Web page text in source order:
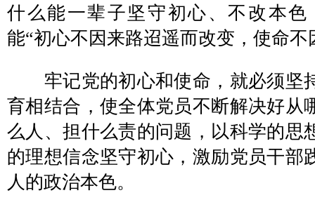
什么能一辈子坚守初心、不改本
能“初心不因来路迢遥而改变，使命
牢记党的初心和使命，就必须坚
育相结合，使全体党员不断解决好从
么人、担什么责的问题，以科学的思
的理想信念坚守初心，激励党员干部
人的政治本色。